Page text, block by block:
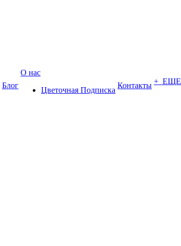
Блог
О нас
Цветочная Подписка
Контакты + ЕЩЕ